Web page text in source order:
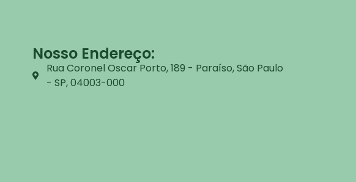
Nosso Endereço:
Rua Coronel Oscar Porto, 189 - Paraíso, São Paulo
- SP, 04003-000